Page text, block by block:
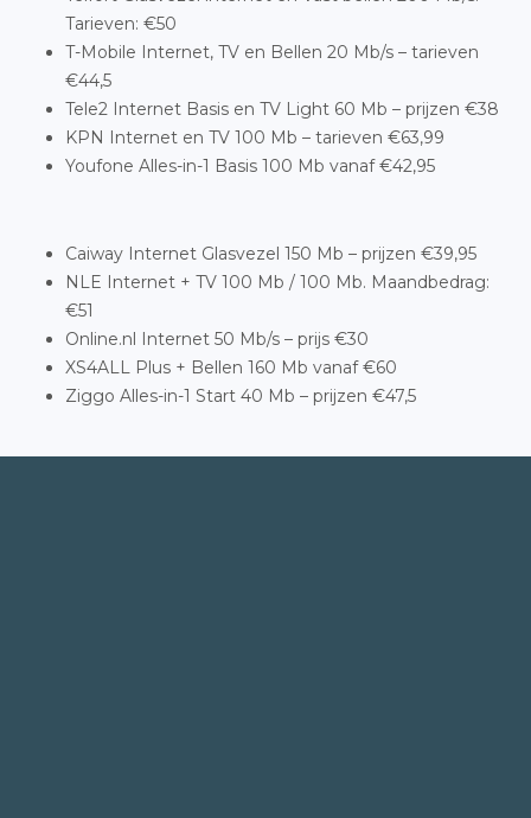
Tarieven: €50
T-Mobile Internet, TV en Bellen 20 Mb/s – tarieven
€44,5
Tele2 Internet Basis en TV Light 60 Mb – prijzen €38
KPN Internet en TV 100 Mb – tarieven €63,99
Youfone Alles-in-1 Basis 100 Mb vanaf €42,95
Caiway Internet Glasvezel 150 Mb – prijzen €39,95
NLE Internet + TV 100 Mb / 100 Mb. Maandbedrag:
€51
Online.nl Internet 50 Mb/s – prijs €30
XS4ALL Plus + Bellen 160 Mb vanaf €60
Ziggo Alles-in-1 Start 40 Mb – prijzen €47,5